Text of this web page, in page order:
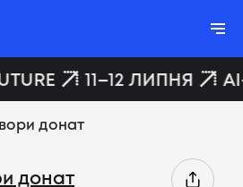
11–12 ЛИПНЯ
донат
донат